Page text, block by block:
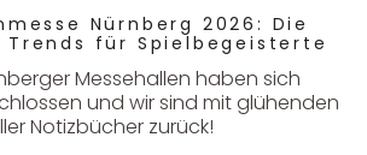
Nürnberg 2026: Die
für Spielbegeisterte
Messehallen haben sich
und wir sind mit glühenden
Notizbücher zurück!